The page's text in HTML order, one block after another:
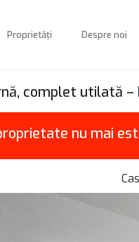
Proprietăți Despre noi
complet utilată
nu mai